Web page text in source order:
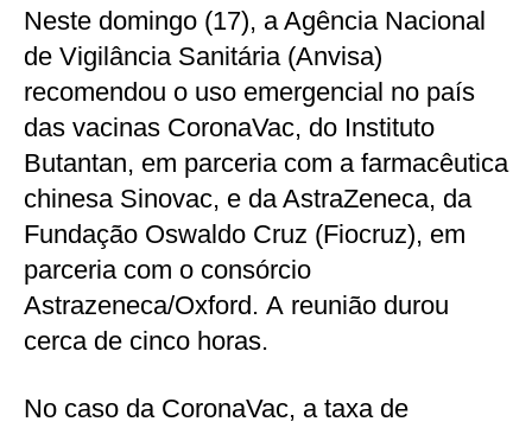
Neste domingo (17), a Agência Nacional
de Vigilância Sanitária (Anvisa)
recomendou o uso emergencial no país
das vacinas CoronaVac, do Instituto
Butantan, em parceria com a farmacêutica
chinesa Sinovac, e da AstraZeneca, da
Fundação Oswaldo Cruz (Fiocruz), em
parceria com o consórcio
Astrazeneca/Oxford. A reunião durou
cerca de cinco horas.
No caso da CoronaVac, a taxa de